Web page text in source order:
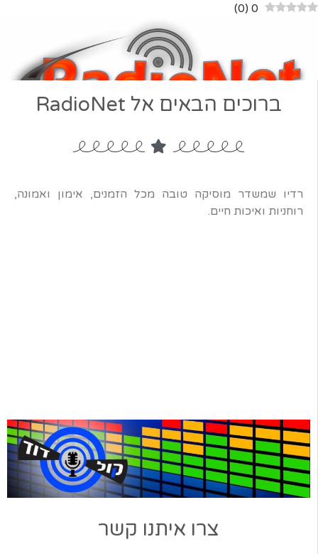
0
(
0
)
ברוכים הבאים אל RadioNet
רדיו שמשדר מוסיקה טובה מכל הזמנים, אימון ואמונה,
רוחניות ואיכות חיים.
צרו איתנו קשר